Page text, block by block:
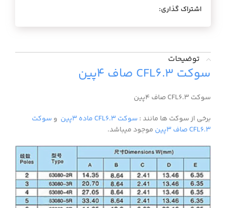
اشتراک گذاری:
توضیحات
سوکت CFL6.3 صاف 4پین
سوکت CFL6.3 صاف 4پین
برخی از سوکت ها مانند : سوکت CFL6.3 ماده 3پین و سوکت
CFL6.3 صاف 3پین
موجود میباشد.